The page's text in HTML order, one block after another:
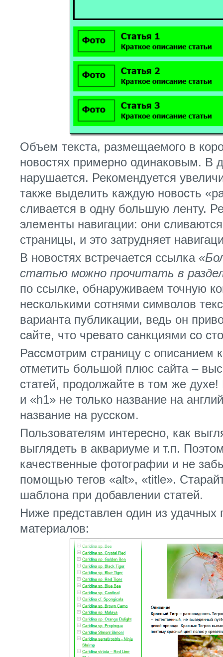
Объем текста, размещаемого в
новостях примерно одинаковым. В
нарушается. Рекомендуется
также выделить каждую новость
сливается в одну большую ленту.
элементы навигации: они
страницы, и это затрудняет
В новостях встречается ссылка
статью можно прочитать в
по ссылке, обнаруживаем точную
несколькими сотнями символов
варианта публикации, ведь он
сайте, что чревато санкциями со
Рассмотрим страницу с описанием
отметить большой плюс сайта –
статей, продолжайте в том же
и «h1» не только название на
название на русском.
Пользователям интересно, как
выглядеть в аквариуме и т.п.
качественные фотографии и не
помощью тегов «alt», «title».
шаблона при добавлении статей.
Ниже представлен один из
материалов: